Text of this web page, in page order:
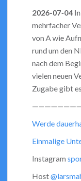
EMBED
2026-07-04
mehrfacher
von A wie
rund um den
nach dem
vielen neuen
Zugabe gibt
Werde
Einmalige
Instagram
Host